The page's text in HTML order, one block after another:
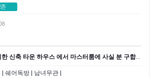
축 타운 하우스 에서 마스터룸에 사실 분 구합니다.
| 쉐어독방 | 남녀무관 |